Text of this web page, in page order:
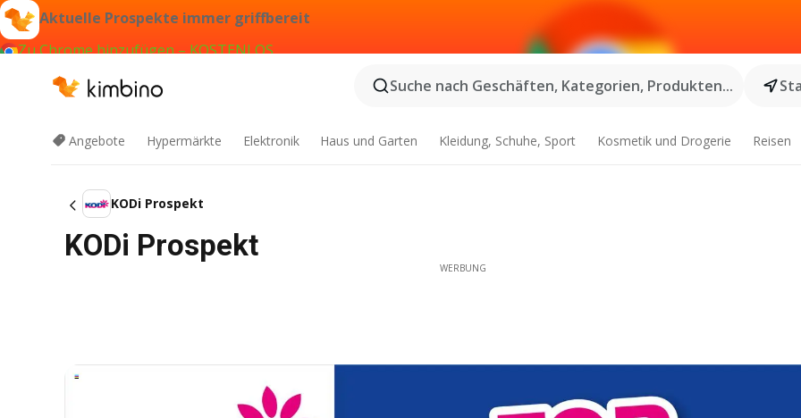
Aktuelle Prospekte immer griffbereit
Zu Chrome hinzufügen – KOSTENLOS
Suche nach Geschäften, Kategorien, Produkten...
Angebote Hypermärkte Elektronik Haus und Garten Kleidung, Schuhe, Sport Kosmetik und Drogerie Reisen
KODi Prospekt
KODi Prospekt
WERBUNG